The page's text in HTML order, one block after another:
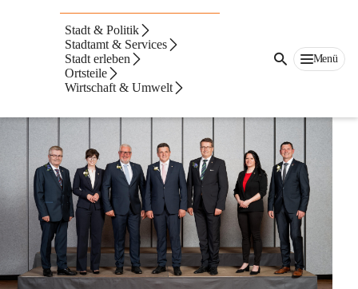
Stadt & Politik
Stadtamt & Services
Stadt erleben
Ortsteile
Wirtschaft & Umwelt
Menü
Stadtrat der
Stadtgemeinde
Fürstenfeld